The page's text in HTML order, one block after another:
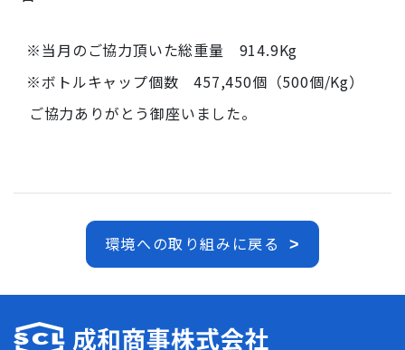
※当月のご協力頂いた総重量 914.9Kg
※ボトルキャップ個数 457,450個（500個/Kg）
ご協力ありがとう御座いました。
環境への取り組みに戻る